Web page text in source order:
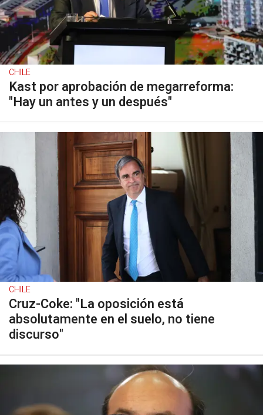
CHILE
Kast por aprobación de megarreforma:
"Hay un antes y un después"
CHILE
Cruz-Coke: "La oposición está
absolutamente en el suelo, no tiene
discurso"